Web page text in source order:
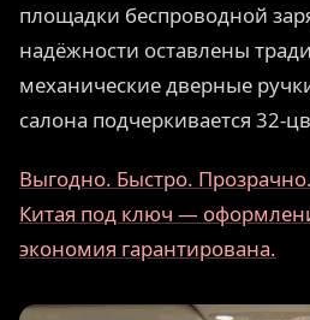
площадки беспроводной
надёжности оставлены
механические дверные
салона подчеркивается 32-
Выгодно. Быстро.
Китая под ключ —
экономия гарантирована.